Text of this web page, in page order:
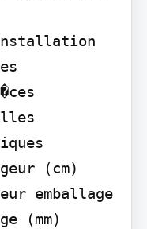
(cm)
emballage
(mm)